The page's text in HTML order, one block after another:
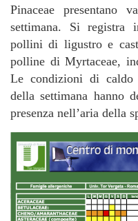
Pinaceae presentano
settimana. Si registra
pollini di ligustro e
polline di Myrtaceae,
Le condizioni di caldo
della settimana hanno
presenza nell’aria della